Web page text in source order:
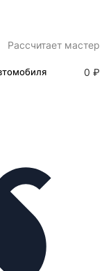
Раcсчитает мастер
0 ₽